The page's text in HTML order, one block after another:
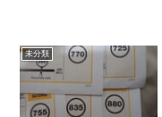
未分類